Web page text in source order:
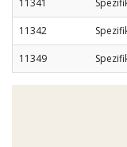
11342
11349